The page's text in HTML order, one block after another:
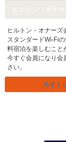
ヒルトン・オナ
ヒルトン・オナーズ
スタンダードWi-Fi
料宿泊を楽しむこと
今すぐ会員になり会
さい。
今すぐ